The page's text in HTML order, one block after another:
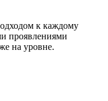
к каждому
проявлениями
на уровне.